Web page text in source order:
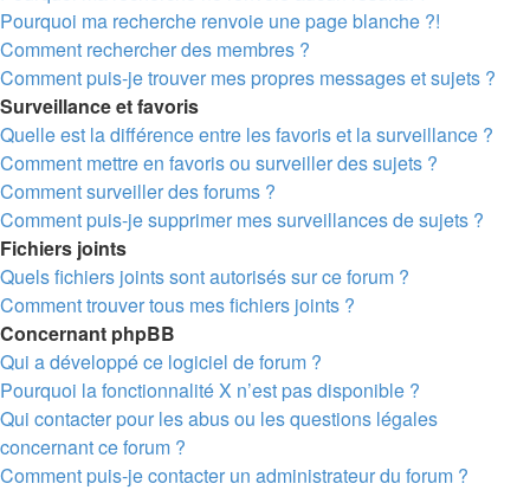
Pourquoi ma recherche renvoie une page blanche ?!
Comment rechercher des membres ?
Comment puis-je trouver mes propres messages et sujets ?
Surveillance et favoris
Quelle est la différence entre les favoris et la surveillance ?
Comment mettre en favoris ou surveiller des sujets ?
Comment surveiller des forums ?
Comment puis-je supprimer mes surveillances de sujets ?
Fichiers joints
Quels fichiers joints sont autorisés sur ce forum ?
Comment trouver tous mes fichiers joints ?
Concernant phpBB
Qui a développé ce logiciel de forum ?
Pourquoi la fonctionnalité X n’est pas disponible ?
Qui contacter pour les abus ou les questions légales
concernant ce forum ?
Comment puis-je contacter un administrateur du forum ?